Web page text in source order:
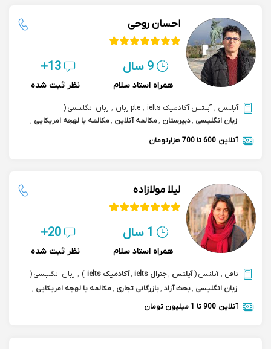
احسان روحی
9 سال
همراه استاد سلام
13+
نظر ثبت شده
آیلتس , آیلتس آکادمیک ielts , pte زبان , زبان انگلیسی(
زبان انگلیسی ,دبیرستان ,مکالمه آنلاین ,مکالمه با لهجه امریکایی ,
مکالمه speaking english
آنلاین 600 تا 700 هزارتومان
لیلا مولازاده
1 سال
همراه استاد سلام
20+
نظر ثبت شده
تافل , آیلتس(آیلتس ,جنرال ielts ,آکادمیک ielts )
, زبان انگلیسی(
زبان انگلیسی ,بحث آزاد ,بازرگانی تجاری ,مکالمه با لهجه امریکایی ,
مکالمه speaking english
)
, آنلاین 900 تا 1 میلیون تومان